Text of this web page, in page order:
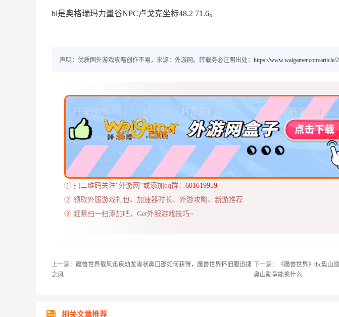
bl是奥格瑞玛力量谷NPC卢戈克坐标48.2 71.6。
声明：优质国外游戏攻略创作不易，来源：外游网。转载务必注明出处： https://www.waigamer.com/article/
① 扫二维码关注"外游网"或添加qq群： 601619959
② 领取外服游戏礼包、加速器时长、外游攻略、新游推荐
③ 赶紧扫一扫添加吧，Get外服游戏技巧~
上一篇： 魔兽世界载风迅疾幼龙喙状鼻口部如何获得，魔兽世界怀旧服迅捷
之风
下一篇：
《魔兽世界》tbc奥山
奥山勋章能换什么
相关文章推荐